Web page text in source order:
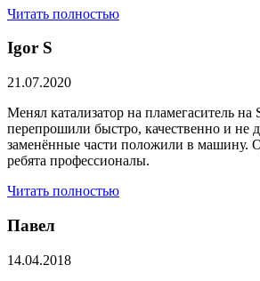
Читать полностью
​Igor S
21.07.2020
Менял катализатор на пламегаситель на
перепрошили быстро, качественно и не
заменённые части положили в машину.
ребята профессионалы.
Читать полностью
Павел
14.04.2018